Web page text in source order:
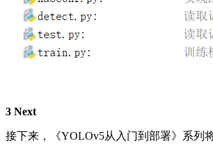
3 Next
接下来，《YOLOv5从入门到部署》系列